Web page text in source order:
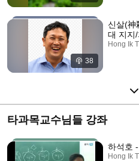
38
신살(神
대 지지
Hong Ik
타과목교수님들 강좌
하석호
Hong Ik